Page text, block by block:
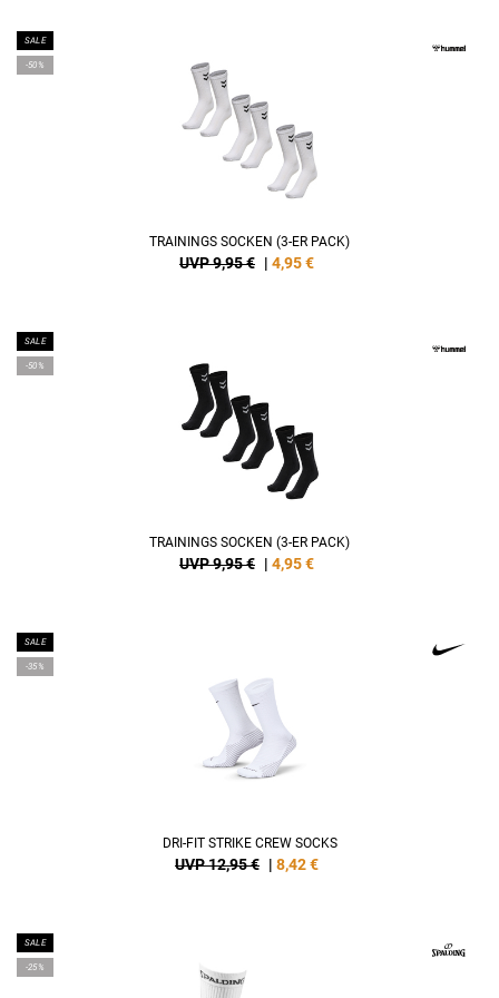
SALE
-50%
TRAININGS SOCKEN (3-ER PACK)
UVP 9,95 € | 4,95€
SALE
-50%
TRAININGS SOCKEN (3-ER PACK)
UVP 9,95 € | 4,95€
SALE
-35%
DRI-FIT STRIKE CREW SOCKS
UVP 12,95 € | 8,42€
SALE
-25%